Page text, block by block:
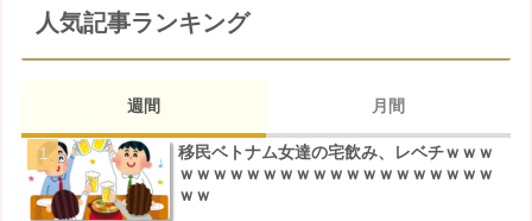
人気記事ランキング
週間
移民ベトナム女達の宅飲み、レベチｗｗｗ
ｗｗｗｗｗｗｗｗｗｗｗｗｗｗｗｗｗｗｗ
ｗｗ
月間
移民ベトナム女達の宅飲み
ｗｗｗｗｗｗｗｗｗｗｗｗ